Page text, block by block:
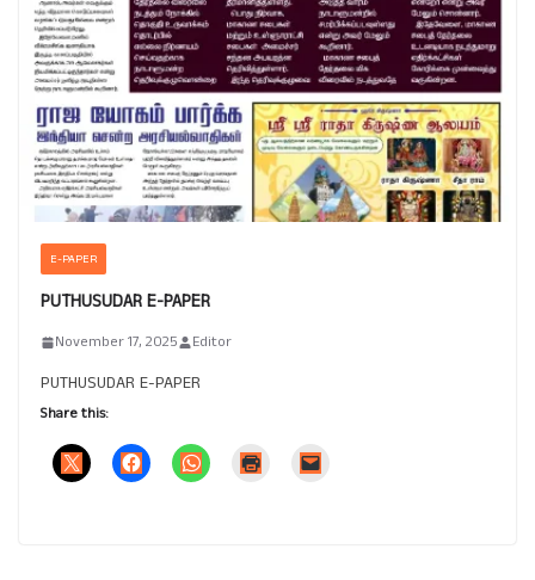
E-PAPER
PUTHUSUDAR E-PAPER
November 17, 2025 Editor
PUTHUSUDAR E-PAPER
Share this: